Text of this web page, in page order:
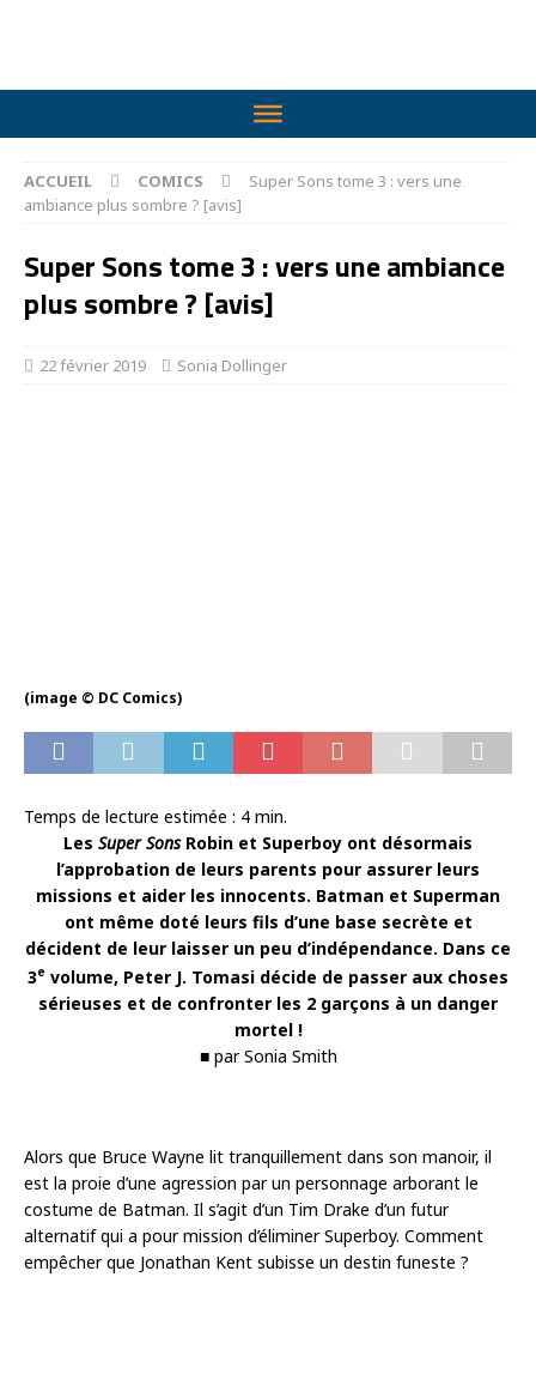
ACCUEIL COMICS
Super Sons tome 3 : vers une
ambiance plus sombre ? [avis]
Super Sons tome 3 : vers une ambiance
plus sombre ? [avis]
22 février 2019 Sonia Dollinger
(image © DC Comics)
Temps de lecture estimée : 4 min.
Les Super SonsRobin et Superboy ont désormais
l’approbation de leurs parents pour assurer leurs
missions et aider les innocents. Batman et Superman
ont même doté leurs fils d’une base secrète et
décident de leur laisser un peu d’indépendance. Dans ce
3e volume, Peter J. Tomasi décide de passer aux choses
sérieuses et de confronter les 2 garçons à un danger
mortel !
■ par Sonia Smith
Alors que Bruce Wayne lit tranquillement dans son manoir, il
est la proie d’une agression par un personnage arborant le
costume de Batman. Il s’agit d’un Tim Drake d’un futur
alternatif qui a pour mission d’éliminer Superboy. Comment
empêcher que Jonathan Kent subisse un destin funeste ?